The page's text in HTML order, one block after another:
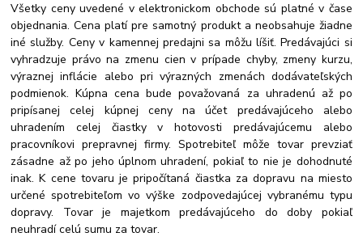
Všetky ceny uvedené v elektronickom obchode sú platné v čase
objednania. Cena platí pre samotný produkt a neobsahuje žiadne
iné služby. Ceny v kamennej predajni sa môžu líšiť. Predávajúci si
vyhradzuje právo na zmenu cien v prípade chyby, zmeny kurzu,
výraznej inflácie alebo pri výrazných zmenách dodávateľských
podmienok. Kúpna cena bude považovaná za uhradenú až po
pripísanej celej kúpnej ceny na účet predávajúceho alebo
uhradením celej čiastky v hotovosti predávajúcemu alebo
pracovníkovi prepravnej firmy. Spotrebiteľ môže tovar prevziať
zásadne až po jeho úplnom uhradení, pokiaľ to nie je dohodnuté
inak. K cene tovaru je pripočítaná čiastka za dopravu na miesto
určené spotrebiteľom vo výške zodpovedajúcej vybranému typu
dopravy. Tovar je majetkom predávajúceho do doby pokiaľ
neuhradí celú sumu za tovar.